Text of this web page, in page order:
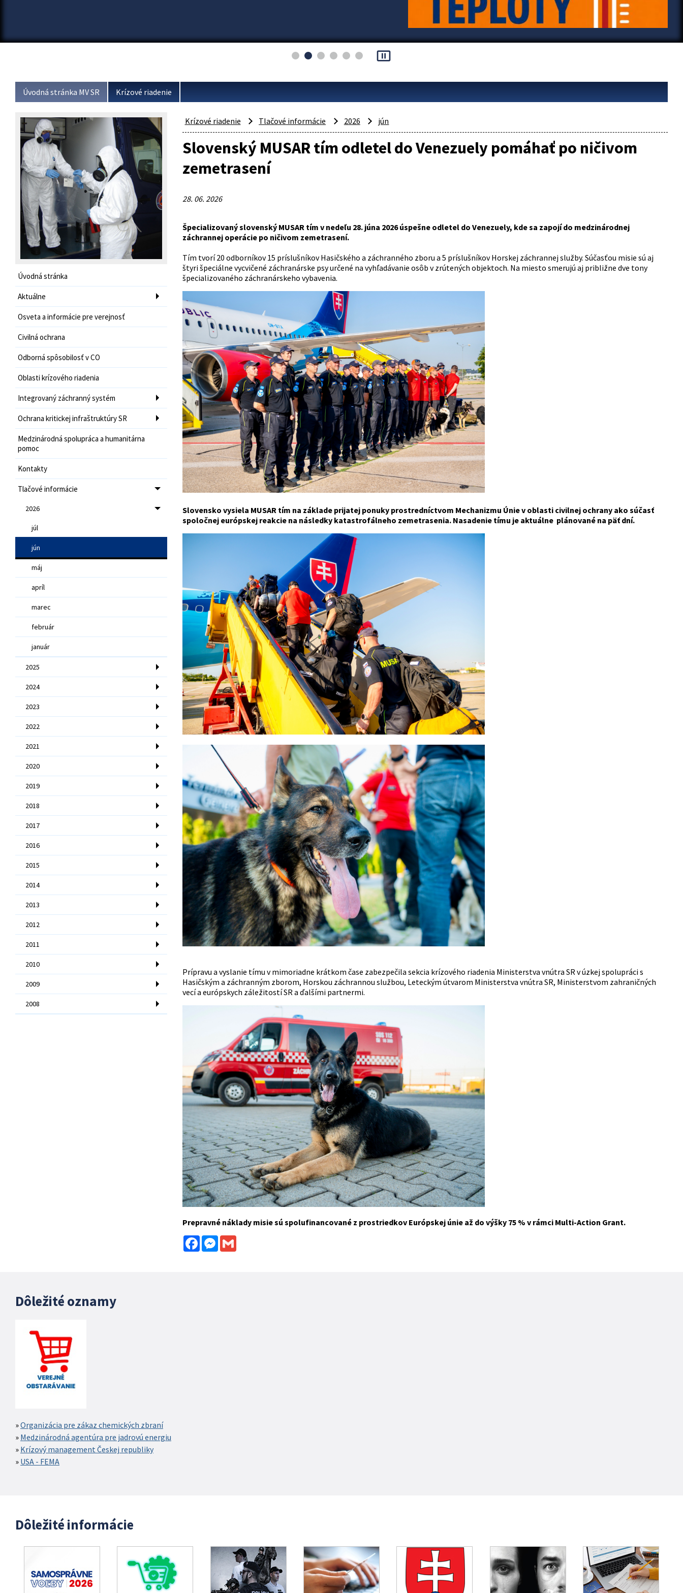
pause_presentation
Úvodná stránka MV SR Krízové riadenie
Úvodná stránka
Aktuálne
Osveta a informácie pre verejnosť
Civilná ochrana
Odborná spôsobilosť v CO
Oblasti krízového riadenia
Integrovaný záchranný systém
Ochrana kritickej infraštruktúry SR
Medzinárodná spolupráca a humanitárna
pomoc
Kontakty
Tlačové informácie
2026
júl
jún
máj
apríl
marec
február
január
2025
2024
2023
2022
2021
2020
2019
2018
2017
2016
2015
2014
2013
2012
2011
2010
2009
2008
Krízové riadenie Tlačové informácie 2026 jún
Slovenský MUSAR tím odletel do Venezuely pomáhať po ničivom
zemetrasení
28. 06. 2026
Špecializovaný slovenský MUSAR tím v nedeľu 28. júna 2026 úspešne odletel do Venezuely, kde sa zapojí do medzinárodnej
záchrannej operácie po ničivom zemetrasení.
Tím tvorí 20 odborníkov 15 príslušníkov Hasičského a záchranného zboru a 5 príslušníkov Horskej záchrannej služby. Súčasťou misie sú aj
štyri špeciálne vycvičené záchranárske psy určené na vyhľadávanie osôb v zrútených objektoch. Na miesto smerujú aj približne dve tony
špecializovaného záchranárskeho vybavenia.
Slovensko vysiela MUSAR tím na základe prijatej ponuky prostredníctvom Mechanizmu Únie v oblasti civilnej ochrany ako súčasť
spoločnej európskej reakcie na následky katastrofálneho zemetrasenia. Nasadenie tímu je aktuálne plánované na päť dní.
Prípravu a vyslanie tímu v mimoriadne krátkom čase zabezpečila sekcia krízového riadenia Ministerstva vnútra SR v úzkej spolupráci s
Hasičským a záchranným zborom, Horskou záchrannou službou, Leteckým útvarom Ministerstva vnútra SR, Ministerstvom zahraničných
vecí a európskych záležitostí SR a ďalšími partnermi.
Prepravné náklady misie sú spolufinancované z prostriedkov Európskej únie až do výšky 75 % v rámci Multi-Action Grant.
FacebookMessenger
Gmail
Dôležité oznamy
Organizácia pre zákaz chemických zbraní
Medzinárodná agentúra pre jadrovú energiu
Krízový management Českej republiky
USA - FEMA
Dôležité informácie